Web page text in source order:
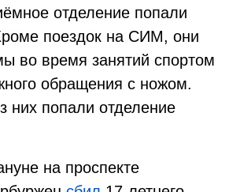
отделение попали
поездок на СИМ, они
во время занятий спортом
обращения с ножом.
них попали отделение
на проспекте